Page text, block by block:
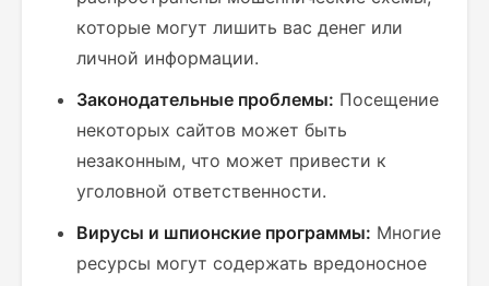
которые могут лишить вас денег или
личной информации.
Законодательные проблемы: Посещение
некоторых сайтов может быть
незаконным, что может привести к
уголовной ответственности.
Вирусы и шпионские программы: Многие
ресурсы могут содержать вредоносное